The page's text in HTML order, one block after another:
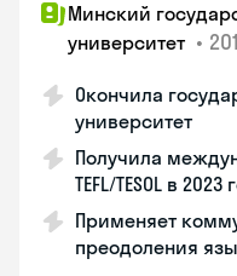
Минский
университет •
Окончила
университет
Получила
TEFL/TESOL в 2023
Применяет
преодоления